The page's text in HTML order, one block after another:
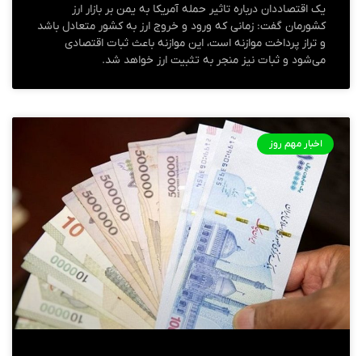
یک اقتصاددان درباره تاثیر حمله آمریکا به یمن بر بازار ارز
کشورمان گفت: زمانی که ورود و خروج ارز به کشور متعادل باشد
و تراز پرداخت موازنه است، این موازنه باعث ثبات اقتصادی
می‌شود و ثبات نیز منجر به تثبیت ارز خواهد شد.
اخبار مهم روز